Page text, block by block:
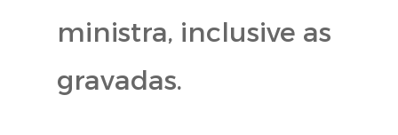
ministra, inclusive as
gravadas.